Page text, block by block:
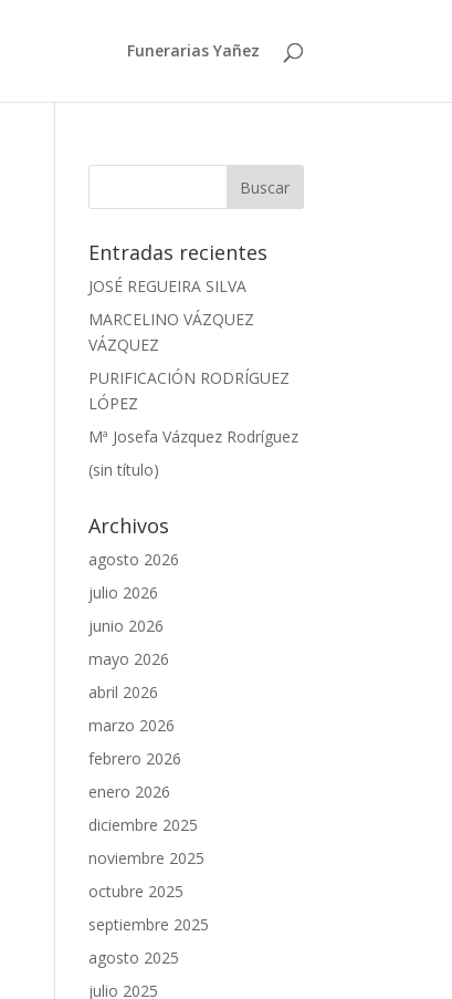
Funerarias Yañez
Entradas recientes
JOSÉ REGUEIRA SILVA
MARCELINO VÁZQUEZ
VÁZQUEZ
PURIFICACIÓN RODRÍGUEZ
LÓPEZ
Mª Josefa Vázquez Rodríguez
(sin título)
Archivos
agosto 2026
julio 2026
junio 2026
mayo 2026
abril 2026
marzo 2026
febrero 2026
enero 2026
diciembre 2025
noviembre 2025
octubre 2025
septiembre 2025
agosto 2025
julio 2025